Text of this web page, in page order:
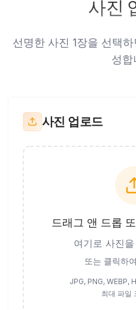
사진
선명한 사진 1장을 선택
성합
사진 업로드
드래그 앤 드롭
여기로 사진
또는 클릭하
JPG, PNG, WEBP,
최대 파일